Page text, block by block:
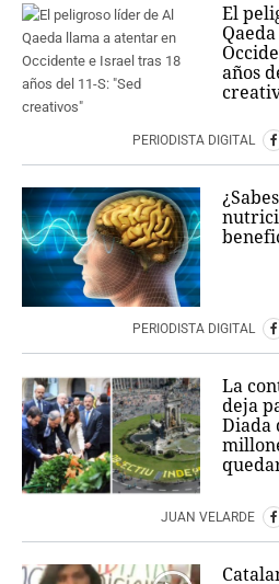
El
años
PERIODISTA DIGITAL
PERIODISTA DIGITAL
La
deja
Diada
JUAN VELARDE